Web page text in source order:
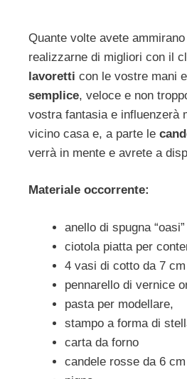
Quante volte avete
realizzarne di migliori con il
lavoretti con le vostre mani
semplice, veloce e non
vostra fantasia e influenzerà
vicino casa e, a parte le
verrà in mente e avrete a
Materiale occorrente:
anello di spugna
ciotola piatta per
4 vasi di cotto da 7 cm
pennarello di vernice
pasta per modellare,
stampo a forma di
carta da forno
candele rosse da 6 cm